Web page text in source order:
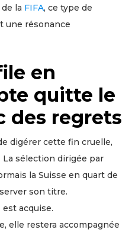
la FIFA, ce type de
une résonance
en
quitte le
des regrets
digérer cette fin cruelle,
La sélection dirigée par
la Suisse en quart de
son titre.
acquise.
elle restera accompagnée